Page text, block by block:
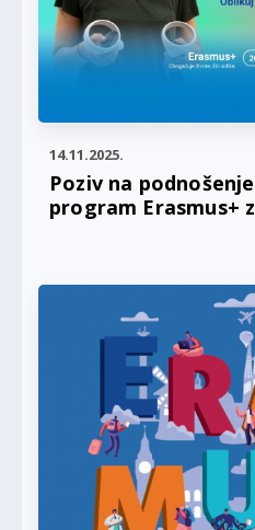
14.11.2025.
Poziv na
program Erasmus+